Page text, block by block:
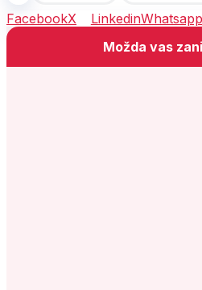
FacebookX LinkedinWhatsapp
Možda vas